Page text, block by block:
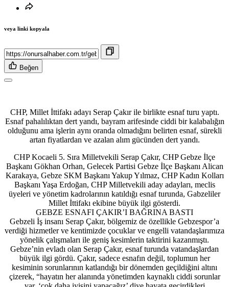
veya linki kopyala
Beğen
CHP, Millet İttifakı adayı Serap Çakır ile birlikte esnaf turu yaptı.
Esnaf pahalılıktan dert yandı, bayram arifesinde ciddi bir kalabalığın
olduğunu ama işlerin aynı oranda olmadığını belirten esnaf, sürekli
artan fiyatlardan ve azalan alım gücünden dert yandı.
CHP Kocaeli 5. Sıra Milletvekili Serap Çakır, CHP Gebze İlçe
Başkanı Gökhan Orhan, Gelecek Partisi Gebze İlçe Başkanı Alican
Karakaya, Gebze SKM Başkanı Yakup Yılmaz, CHP Kadın Kolları
Başkanı Yaşa Erdoğan, CHP Milletvekili aday adayları, meclis
üyeleri ve yönetim kadrolarının katıldığı esnaf turunda, Gabzeliler
Millet İttifakı ekibine büyük ilgi gösterdi.
GEBZE ESNAFI ÇAKIR’I BAĞRINA BASTI
Gebzeli İş insanı Serap Çakır, bölgemiz de özellikle Gebzespor’a
verdiği hizmetler ve kentimizde çocuklar ve engelli vatandaşlarımıza
yönelik çalışmaları ile geniş kesimlerin taktirini kazanmıştı.
Gebze’nin evladı olan Serap Çakır, esnaf turunda vatandaşlardan
büyük ilgi gördü. Çakır, sadece esnafın değil, toplumun her
kesiminin sorunlarının katlandığı bir dönemden geçildiğini altını
çizerek, “hayatın her alanında yönetimden kaynaklı ciddi sorunlar